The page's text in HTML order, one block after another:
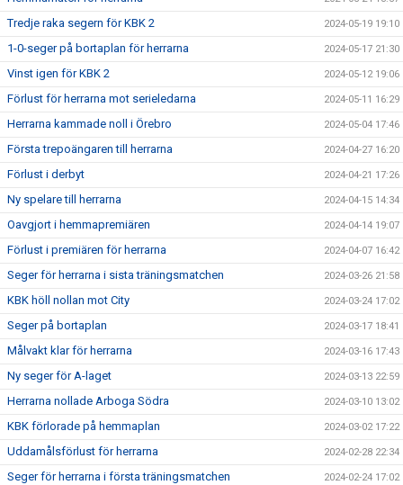
Tredje raka segern för KBK 2 2024-05-19 19:10
1-0-seger på bortaplan för herrarna 2024-05-17 21:30
Vinst igen för KBK 2 2024-05-12 19:06
Förlust för herrarna mot serieledarna 2024-05-11 16:29
Herrarna kammade noll i Örebro 2024-05-04 17:46
Första trepoängaren till herrarna 2024-04-27 16:20
Förlust i derbyt 2024-04-21 17:26
Ny spelare till herrarna 2024-04-15 14:34
Oavgjort i hemmapremiären 2024-04-14 19:07
Förlust i premiären för herrarna 2024-04-07 16:42
Seger för herrarna i sista träningsmatchen 2024-03-26 21:58
KBK höll nollan mot City 2024-03-24 17:02
Seger på bortaplan 2024-03-17 18:41
Målvakt klar för herrarna 2024-03-16 17:43
Ny seger för A-laget 2024-03-13 22:59
Herrarna nollade Arboga Södra 2024-03-10 13:02
KBK förlorade på hemmaplan 2024-03-02 17:22
Uddamålsförlust för herrarna 2024-02-28 22:34
Seger för herrarna i första träningsmatchen 2024-02-24 17:02